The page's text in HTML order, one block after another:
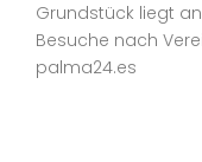
Grundstück liegt
Besuche nach
palma24.es